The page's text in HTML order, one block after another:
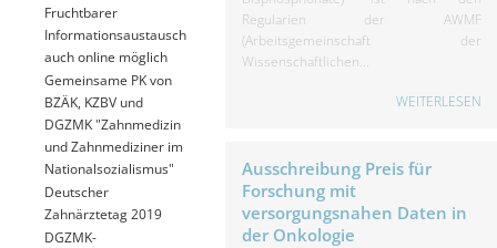
Fruchtbarer
Informationsaustausch
auch online möglich
Gemeinsame PK von
BZÄK, KZBV und
DGZMK "Zahnmedizin
und Zahnmediziner im
Nationalsozialismus"
Deutscher
Zahnärztetag 2019
DGZMK-
Regularien der AWMF
(Arbeitsgemeinschaft der
Wissenschaftlichen...
WEITERLESEN
Ausschreibung Preis für
Forschung mit
versorgungsnahen Daten in
der Onkologie